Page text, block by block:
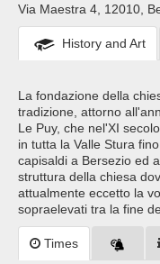
Via Maestra 4, 12010,
History and Art
La fondazione della
tradizione, attorno
Le Puy, che nel'XI
in tutta la Valle Stura
capisaldi a Bersezio ed
struttura della chiesa
attualmente eccetto la
sopraelevati tra la fine
Times